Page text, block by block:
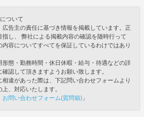
ついて
告主の責任に基づき情報を掲載しています。正
し、 弊社による掲載内容の確認を随時行って
容についてすべてを保証しているわけではあり
態・勤務時間・休日休暇・給与・待遇などの詳
認して頂きますようお願い致します。
違があった際は、下記問い合わせフォームより
、対応いたします。
問い合わせフォーム(質問箱) 」